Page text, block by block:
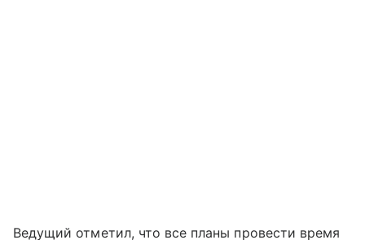
Ведущий отметил, что все планы провести время